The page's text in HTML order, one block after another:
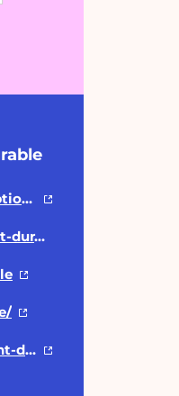
Site de l'événement et inscriptions
contact@cite-developpement-durable.org
/company/cite-developpement-durable/